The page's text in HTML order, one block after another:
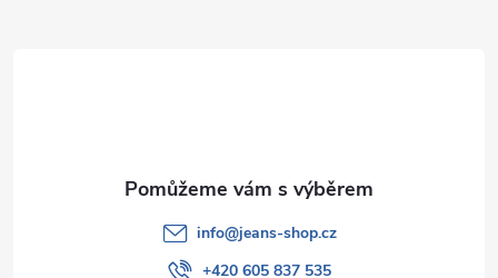
info@jeans-shop.cz
+420 605 837 535